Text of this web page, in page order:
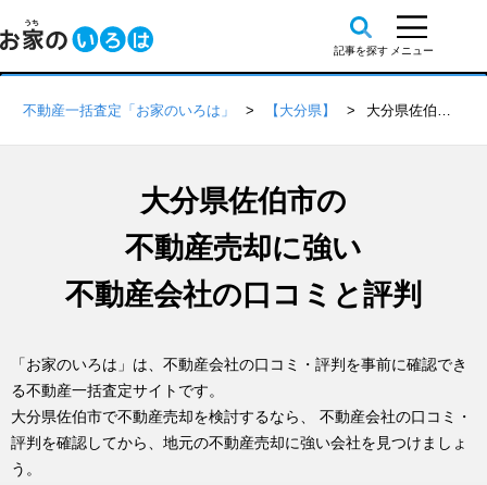
不動産一括査定「お家のいろは」 【大分県】 大分県佐伯市の不動産会社 口コミ・評判一覧
大分県佐伯市の
不動産売却に強い
不動産会社の口コミと評判
「お家のいろは」は、不動産会社の口コミ・評判を事前に確認でき
る不動産一括査定サイトです。
大分県佐伯市で不動産売却を検討するなら、 不動産会社の口コミ・
評判を確認してから、地元の不動産売却に強い会社を見つけましょ
う。